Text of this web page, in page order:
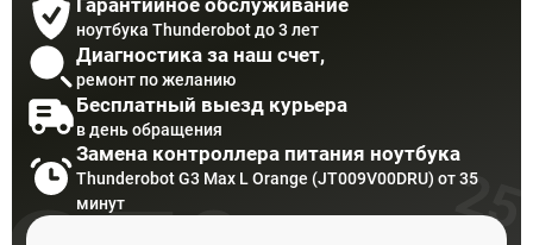
ноутбука Thunderobot до 3 лет
Диагностика за наш счет,
ремонт по желанию
Бесплатный выезд курьера
в день обращения
Замена контроллера питания ноутбука
Thunderobot G3 Max L Orange (JT009V00DRU) от 35
минут